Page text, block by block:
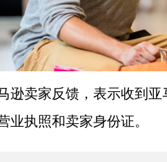
逊卖家反馈，表示收到
业执照和卖家身份证。